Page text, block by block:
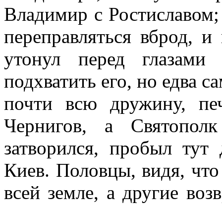
Владимир с
переправляться вброд,
утонул перед
подхватить его, но едва
почти всю дружину,
Чернигов, а
затворился, пробыл
Киев. Половцы, видя, что
всей земле, а другие